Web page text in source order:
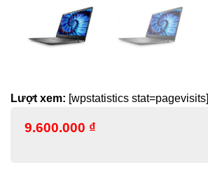
Lượt xem: [wpstatistics stat=pagevisits]
9.600.000 ₫